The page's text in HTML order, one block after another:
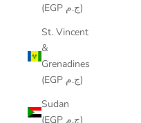
(EGP ج.م)
St. Vincent
&
Grenadines
(EGP ج.م)
Sudan
(EGP ج.م)